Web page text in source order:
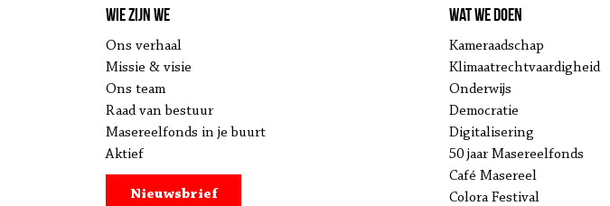
Wie zijn we
Ons verhaal
Missie & visie
Ons team
Raad van bestuur
Masereelfonds in je buurt
Aktief
Nieuwsbrief
Wat we doen
Kameraadschap
Klimaatrechtvaardigheid
Onderwijs
Democratie
Digitalisering
50 jaar Masereelfonds
Café Masereel
Colora Festival